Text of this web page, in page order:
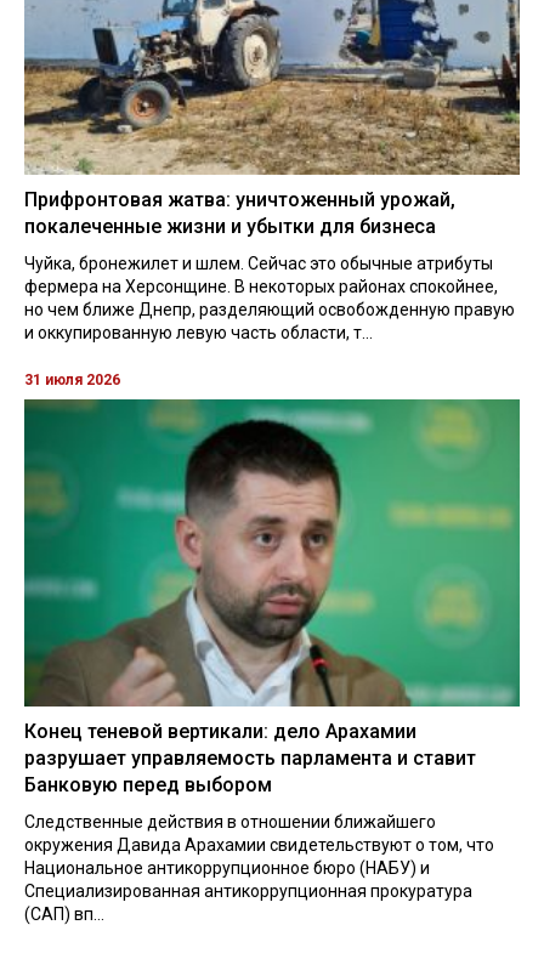
Прифронтовая жатва: уничтоженный урожай,
покалеченные жизни и убытки для бизнеса
Чуйка, бронежилет и шлем. Сейчас это обычные атрибуты
фермера на Херсонщине. В некоторых районах спокойнее,
но чем ближе Днепр, разделяющий освобожденную правую
и оккупированную левую часть области, т...
31 июля 2026
Конец теневой вертикали: дело Арахамии
разрушает управляемость парламента и ставит
Банковую перед выбором
Следственные действия в отношении ближайшего
окружения Давида Арахамии свидетельствуют о том, что
Национальное антикоррупционное бюро (НАБУ) и
Специализированная антикоррупционная прокуратура
(САП) вп...